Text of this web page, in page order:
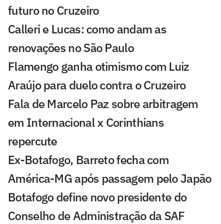
futuro no Cruzeiro
Calleri e Lucas: como andam as
renovações no São Paulo
Flamengo ganha otimismo com Luiz
Araújo para duelo contra o Cruzeiro
Fala de Marcelo Paz sobre arbitragem
em Internacional x Corinthians
repercute
Ex-Botafogo, Barreto fecha com
América-MG após passagem pelo Japão
Botafogo define novo presidente do
Conselho de Administração da SAF